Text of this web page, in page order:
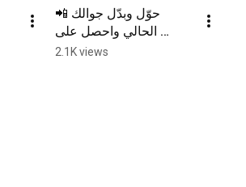
📲 حوّل وبدّل جوالك
الحالي واحصل على
iPhone 14 ابتداءً من
2.1K views